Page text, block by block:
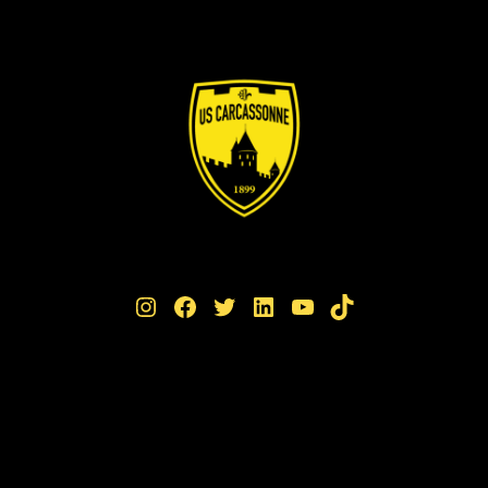
Instagram Facebook Twitter LinkedIn YouTube TikTok